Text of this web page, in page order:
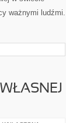
ważnymi ludźmi.